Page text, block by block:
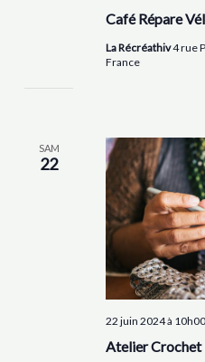
Café Répare
La Récréathiv4 rue
France
SAM
22
Atelier Crochet
22 juin 2024 à 10h00